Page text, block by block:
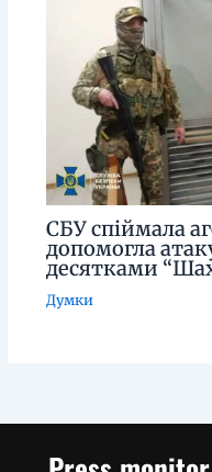
СБУ спіймала
допомогла
десятками
Думки